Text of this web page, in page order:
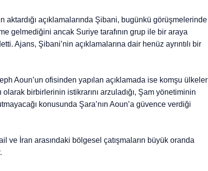
aktardığı açıklamalarında Şibani, bugünkü görüşmelerinde
gelmediğini ancak Suriye tarafının grup ile bir araya
Ajans, Şibani’nin açıklamalarına dair henüz ayrıntılı bir
Aoun’un ofisinden yapılan açıklamada ise komşu ülkeler
olarak birbirlerinin istikrarını arzuladığı, Şam yönetiminin
konusunda Şara’nın Aoun’a güvence verdiği
ve İran arasındaki bölgesel çatışmaların büyük oranda